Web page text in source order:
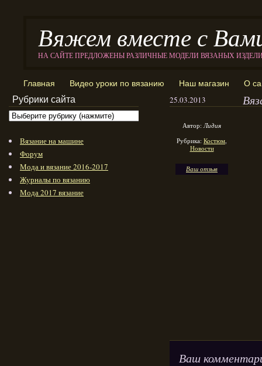
Вяжем вместе с
НА САЙТЕ ПРЕДЛОЖЕНЫ РАЗЛИЧНЫЕ МОДЕЛИ ВЯЗАНЫХ
Главная Видео уроки по вязанию Наш магазин О
25.03.2013
Автор:Лидия
Рубрика: Костюм,
Новости
Ваш отзыв
Ваш
Рубрики сайта
Вязание на машине
Форум
Мода и вязание 2016-2017
Журналы по вязанию
Мода 2017 вязание